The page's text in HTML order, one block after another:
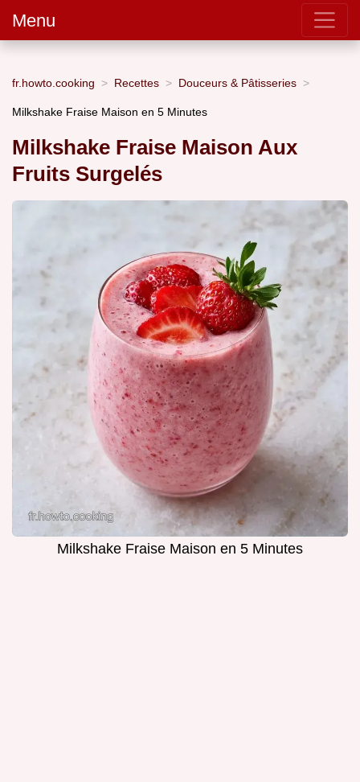
Menu
fr.howto.cooking Recettes Douceurs & Pâtisseries
Milkshake Fraise Maison en 5 Minutes
Milkshake Fraise Maison Aux
Fruits Surgelés
Milkshake Fraise Maison en 5 Minutes